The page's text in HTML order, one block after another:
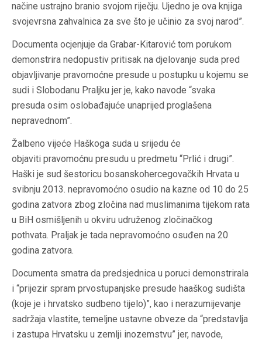
načine ustrajno branio svojom riječju. Ujedno je ova knjiga
svojevrsna zahvalnica za sve što je učinio za svoj narod”.
Documenta ocjenjuje da Grabar-Kitarović tom porukom
demonstrira nedopustiv pritisak na djelovanje suda pred
objavljivanje pravomoćne presude u postupku u kojemu se
sudi i Slobodanu Praljku jer je, kako navode “svaka
presuda osim oslobađajuće unaprijed proglašena
nepravednom”.
Žalbeno vijeće Haškoga suda u srijedu će
objaviti pravomoćnu presudu u predmetu “Prlić i drugi”.
Haški je sud šestoricu bosanskohercegovačkih Hrvata u
svibnju 2013. nepravomoćno osudio na kazne od 10 do 25
godina zatvora zbog zločina nad muslimanima tijekom rata
u BiH osmišljenih u okviru udruženog zločinačkog
pothvata. Praljak je tada nepravomoćno osuđen na 20
godina zatvora.
Documenta smatra da predsjednica u poruci demonstrirala
i “prijezir spram prvostupanjske presude haaškog sudišta
(koje je i hrvatsko sudbeno tijelo)”, kao i nerazumijevanje
sadržaja vlastite, temeljne ustavne obveze da “predstavlja
i zastupa Hrvatsku u zemlji inozemstvu” jer, navode,